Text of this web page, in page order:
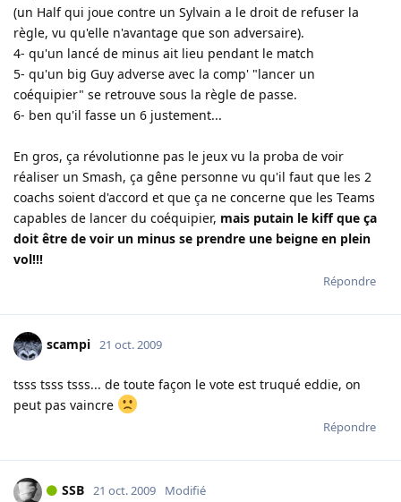
(un Half qui joue contre un Sylvain a le droit de refuser la
règle, vu qu'elle n'avantage que son adversaire).
4- qu'un lancé de minus ait lieu pendant le match
5- qu'un big Guy adverse avec la comp' "lancer un
coéquipier" se retrouve sous la règle de passe.
6- ben qu'il fasse un 6 justement...
En gros, ça révolutionne pas le jeux vu la proba de voir
réaliser un Smash, ça gêne personne vu qu'il faut que les 2
coachs soient d'accord et que ça ne concerne que les Teams
capables de lancer du coéquipier, mais putain le kiff que ça
doit être de voir un minus se prendre une beigne en plein
vol!!!
Répondre
scampi 21 oct. 2009
tsss tsss tsss... de toute façon le vote est truqué eddie, on
peut pas vaincre
Répondre
SSB 21 oct. 2009 Modifié